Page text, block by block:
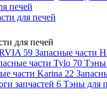
печей
для печей
для печей
59 Запасные части
части Tylo 70 Тэны
части Karina 22
запчастей 6 Тэны для